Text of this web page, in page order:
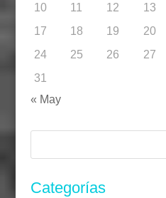
10
11 12 13
17
18 19 20
24
25 26 27
31
« May
Buscar:
Categorías